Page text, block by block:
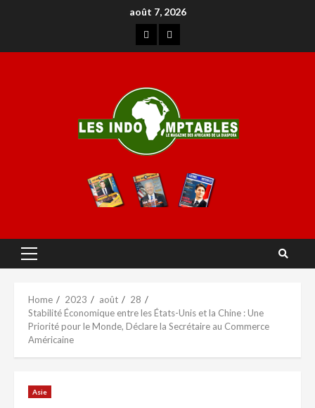
août 7, 2026
Home 2023 août
28
Stabilité Économique entre les États-Unis et la Chine : Une
Priorité pour le Monde, Déclare la Secrétaire au Commerce
Américaine
Asie